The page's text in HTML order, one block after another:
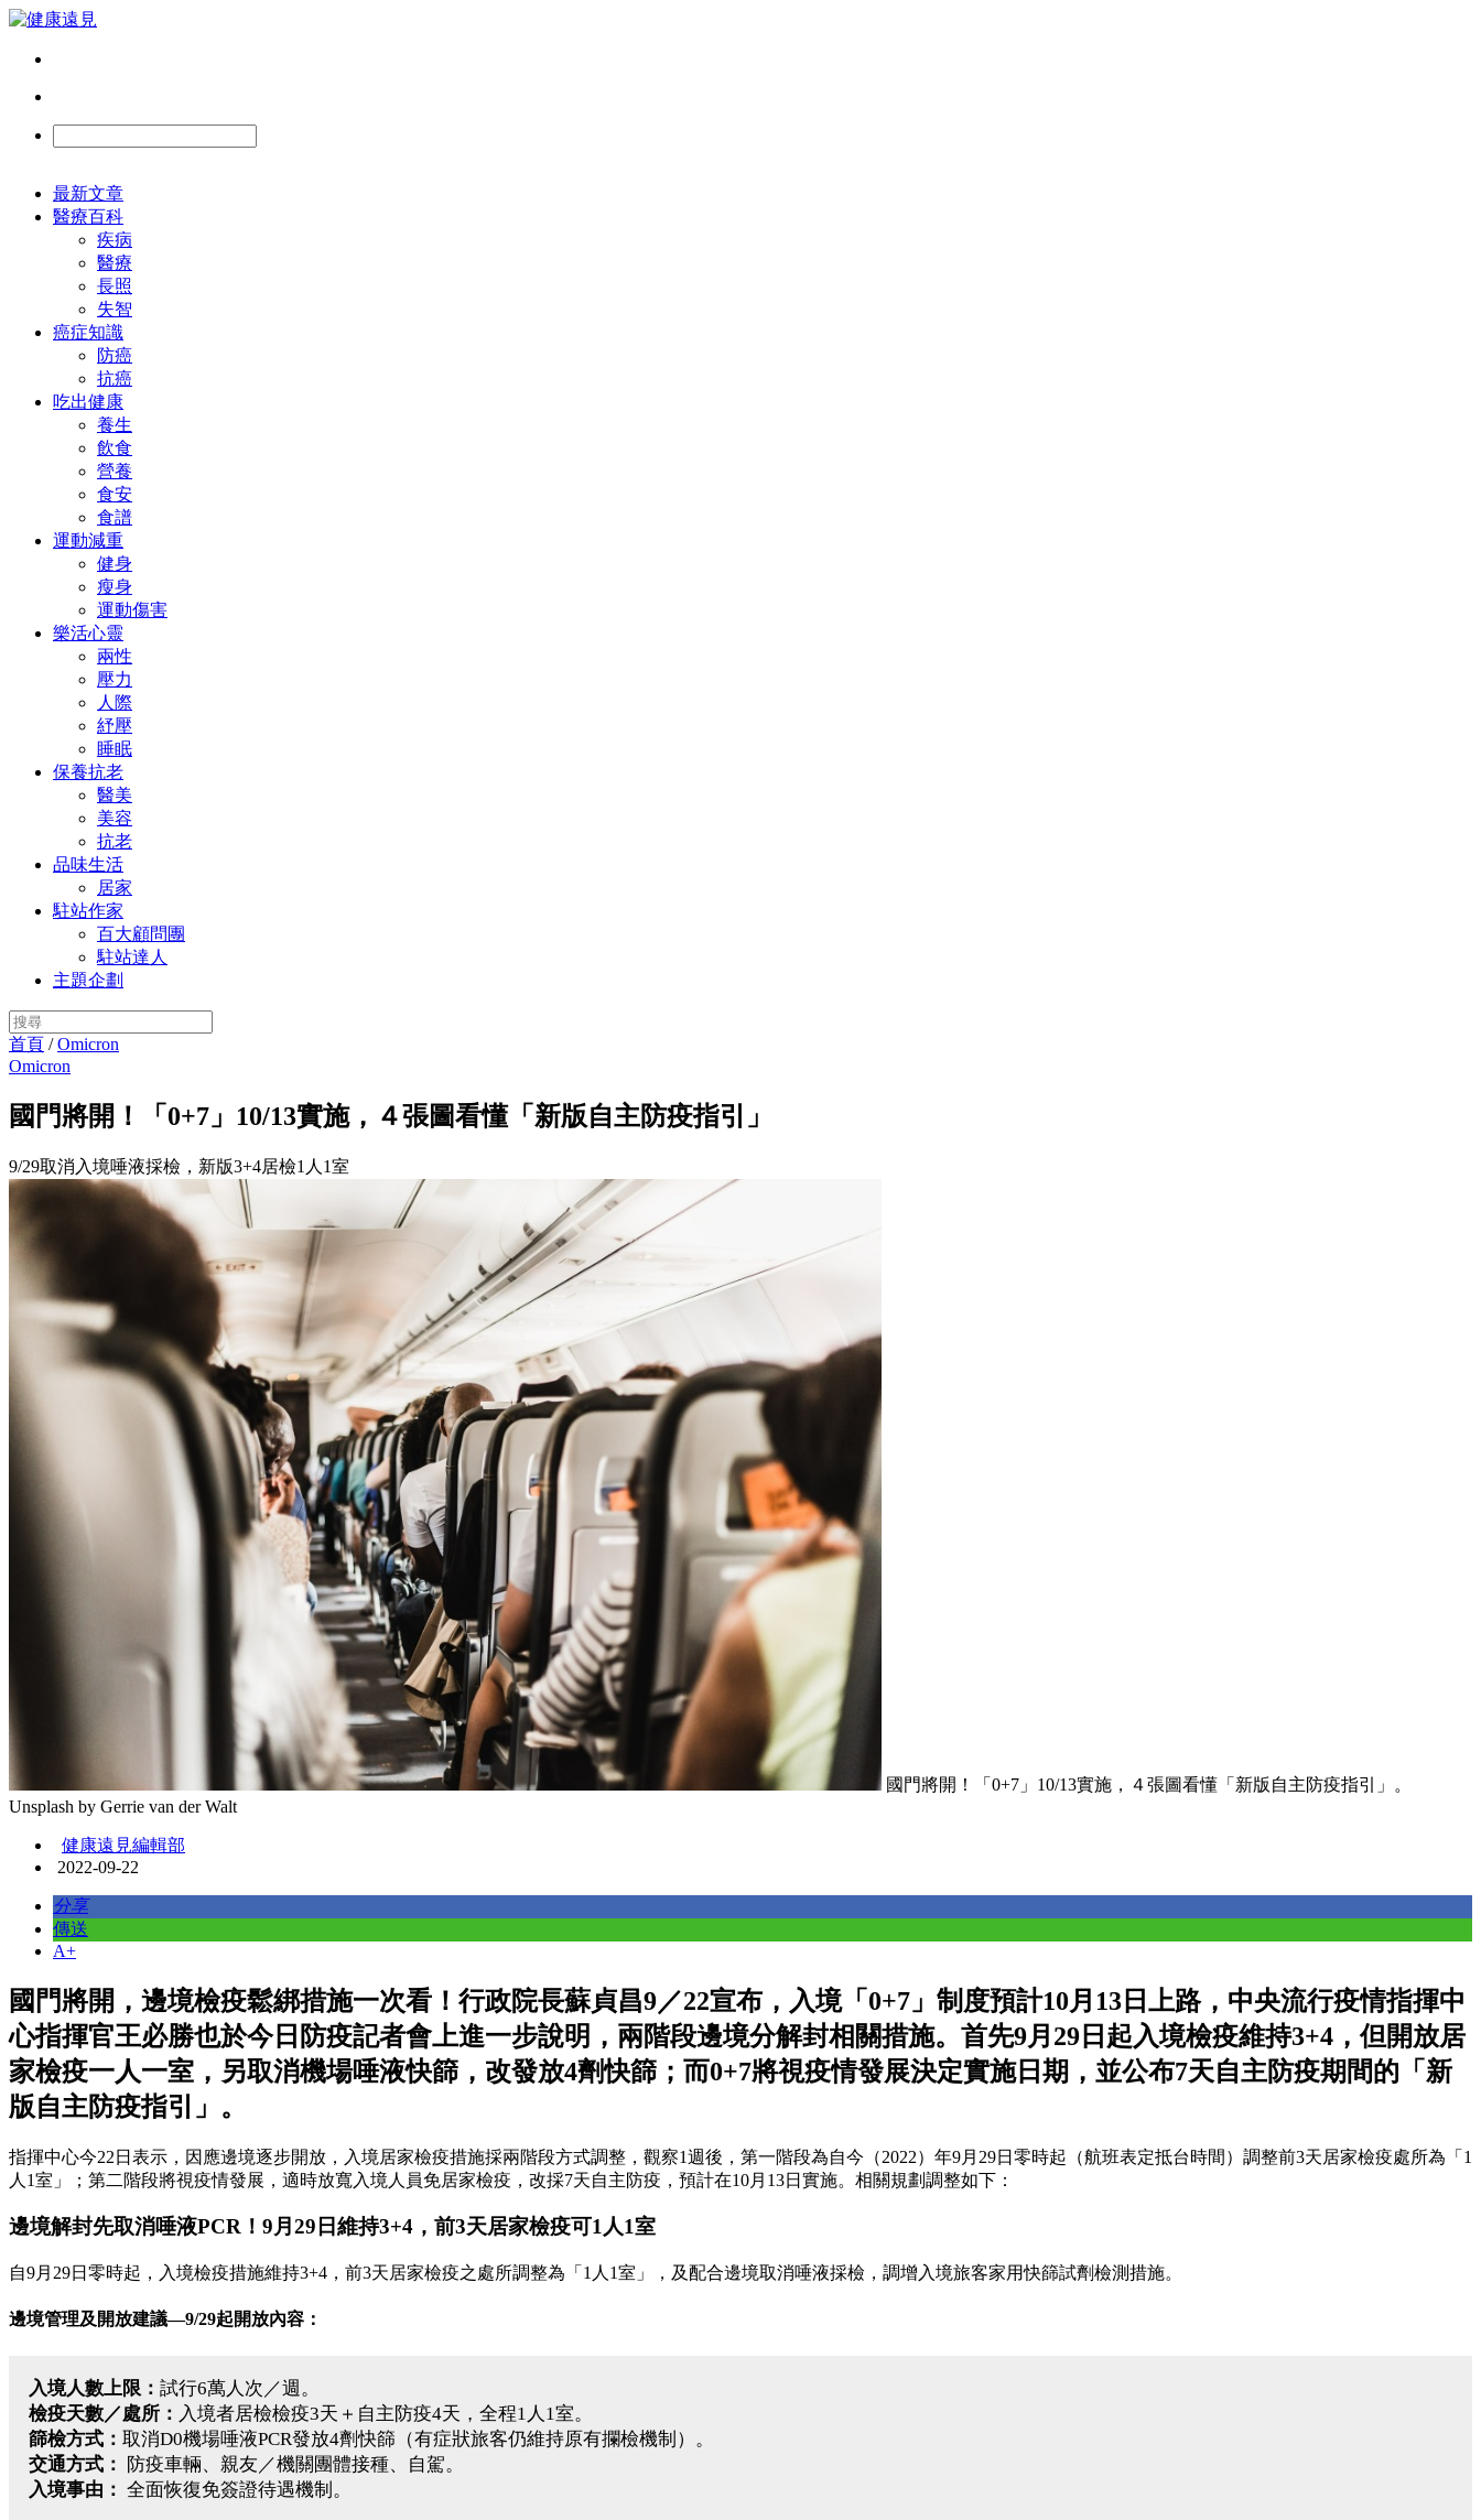
最新文章
醫療百科
疾病
醫療
長照
失智
癌症知識
防癌
抗癌
吃出健康
養生
飲食
營養
食安
食譜
運動減重
健身
瘦身
運動傷害
樂活心靈
兩性
壓力
人際
紓壓
睡眠
保養抗老
醫美
美容
抗老
品味生活
居家
駐站作家
百大顧問團
駐站達人
主題企劃
首頁 /Omicron
Omicron
國門將開！「0+7」10/13實施，４張圖看懂「新版自主防疫指引」
9/29取消入境唾液採檢，新版3+4居檢1人1室
國門將開！「0+7」10/13實施，４張圖看懂「新版自主防疫指引」。
Unsplash by Gerrie van der Walt
健康遠見編輯部
2022-09-22
分享
傳送
A+
國門將開，邊境檢疫鬆綁措施一次看！行政院長蘇貞昌9／22宣布，入境「0+7」制度預計10月13日上路，中央流行疫情指揮中
心指揮官王必勝也於今日防疫記者會上進一步說明，兩階段邊境分解封相關措施。首先9月29日起入境檢疫維持3+4，但開放居
家檢疫一人一室，另取消機場唾液快篩，改發放4劑快篩；而0+7將視疫情發展決定實施日期，並公布7天自主防疫期間的「新
版自主防疫指引」。
指揮中心今22日表示，因應邊境逐步開放，入境居家檢疫措施採兩階段方式調整，觀察1週後，第一階段為自今（2022）年9月29日零時起（航班表定抵台時間）調整前3天居家檢疫處所為「1
人1室」；第二階段將視疫情發展，適時放寬入境人員免居家檢疫，改採7天自主防疫，預計在10月13日實施。相關規劃調整如下：
邊境解封先取消唾液PCR！9月29日維持3+4，前3天居家檢疫可1人1室
自9月29日零時起，入境檢疫措施維持3+4，前3天居家檢疫之處所調整為「1人1室」，及配合邊境取消唾液採檢，調增入境旅客家用快篩試劑檢測措施。
邊境管理及開放建議—9/29起開放內容：
入境人數上限： 試行6萬人次／週。
檢疫天數／處所： 入境者居檢檢疫3天＋自主防疫4天，全程1人1室。
篩檢方式： 取消D0機場唾液PCR發放4劑快篩（有症狀旅客仍維持原有攔檢機制）。
交通方式：
防疫車輛、親友／機關團體接種、自駕。
入境事由： 全面恢復免簽證待遇機制。